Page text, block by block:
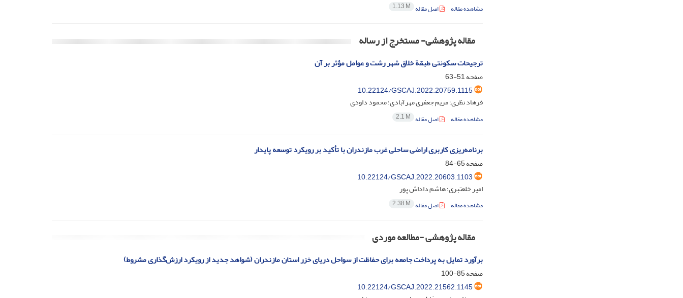
مشاهده مقاله اصل مقاله 1.13 M
مقاله پژوهشی- مستخرج از رساله
ترجیحات سکونتی طبقة خلاق شهر رشت و عوامل مؤثر بر آن
صفحه51-63
10.22124/GSCAJ.2022.20759.1115
فرهاد نظری؛ مریم جعفری مهرآبادی؛ محمود داودی
مشاهده مقاله اصل مقاله 2.1 M
برنامه‌ریزی کاربری اراضی ساحلی غرب مازندران با تأکید بر رویکرد توسعه پایدار
صفحه65-84
10.22124/GSCAJ.2022.20603.1103
امیر خلعتبری؛ هاشم داداش پور
مشاهده مقاله اصل مقاله 2.38 M
مقاله پژوهشی -مطالعه موردی
برآورد تمایل به پرداخت جامعه برای حفاظت از سواحل دریای خزر استان مازندران (شواهد جدید از رویکرد ارزش‌گذاری مشروط)
صفحه85-100
10.22124/GSCAJ.2022.21562.1145